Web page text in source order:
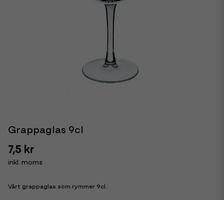
Grappaglas 9cl
7,5 kr
inkl. moms
Vårt grappaglas som rymmer 9cl.